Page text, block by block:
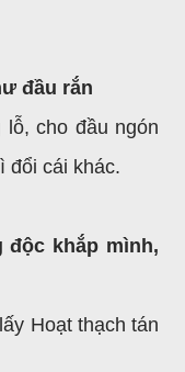
đầu rắn
cho đầu ngón
đổi cái khác.
độc khắp mình,
Hoạt thạch tán